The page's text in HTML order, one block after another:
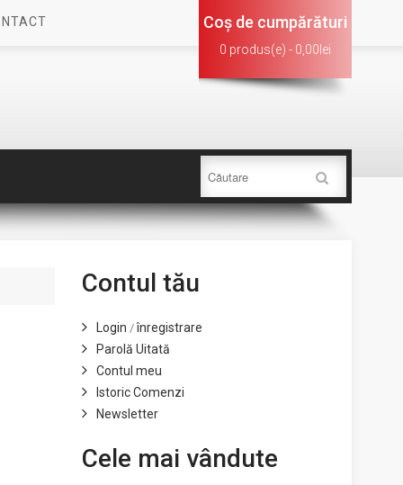
Coş de cumpărături
0 produs(e) - 0,00lei
Contul tău
Login /înregistrare
Parolă Uitată
Contul meu
Istoric Comenzi
Newsletter
Cele mai vândute